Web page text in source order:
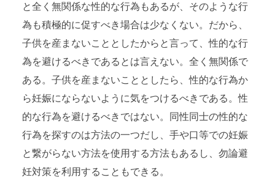
と全く無関係な性的な行為もあるが、そのような行
為も積極的に促すべき場合は少なくない。だから、
子供を産まないこととしたからと言って、性的な行
為を避けるべきであるとは言えない。全く無関係で
ある。子供を産まないこととしたら、性的な行為か
ら妊娠にならないように気をつけるべきである。性
的な行為を避けるべきではない。同性同士の性的な
行為を探すのは方法の一つだし、手や口等での妊娠
と繋がらない方法を使用する方法もあるし、勿論避
妊対策を利用することもできる。